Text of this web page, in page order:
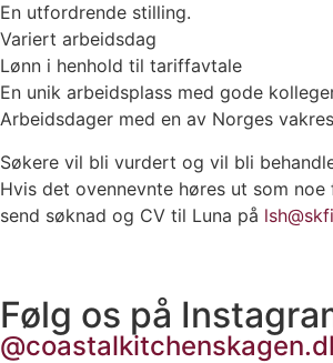
En utfordrende stilling.
Variert arbeidsdag
Lønn i henhold til tariffavtale
En unik arbeidsplass med gode
Arbeidsdager med en av Norges
Søkere vil bli vurdert og vil bli
Hvis det ovennevnte høres ut som
send søknad og CV til Luna på
Følg os på